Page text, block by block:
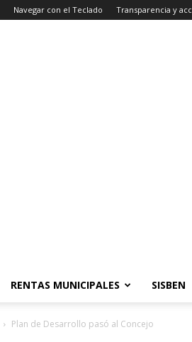
Navegar con el Teclado Transparencia y
RENTAS MUNICIPALES SISBEN
Plan de Desarrollo pasó al Concejo